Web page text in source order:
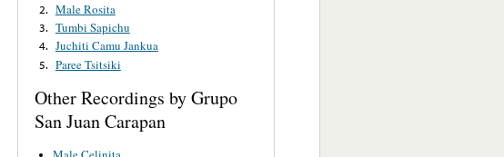
2. Male Rosita
3. Tumbi Sapichu
4. Juchiti Camu Jankua
5. Paree Tsitsiki
Other Recordings by Grupo
San Juan Carapan